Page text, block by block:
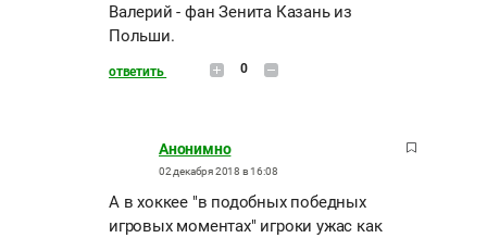
Валерий - фан Зенита Казань из
Польши.
ответить 0
Анонимно
02 декабря 2018 в 16:08
А в хоккее "в подобных победных
игровых моментах" игроки ужас как